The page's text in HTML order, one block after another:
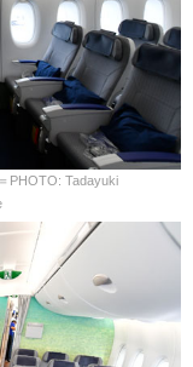
PHOTO: Tadayuki